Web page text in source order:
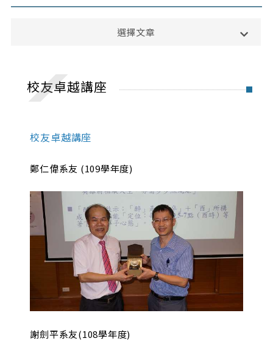
選擇文章
東海大學企業管理學系系友會
校友卓越講座
MBA 40
東海大學企管系40周年系慶專頁
校友卓越講座
校友卓越講座
鄭仁偉系友 (109學年度)
謝劍平系友(108學年度)